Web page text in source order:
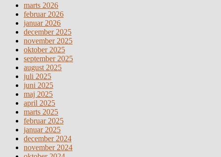
marts 2026
februar 2026
januar 2026
december 2025
november 2025
oktober 2025
september 2025
august 2025
juli 2025
juni 2025
maj 2025
april 2025
marts 2025
februar 2025
januar 2025
december 2024
november 2024